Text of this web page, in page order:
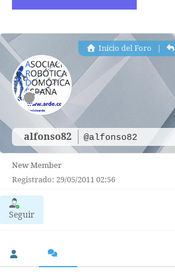
alfonso82 @alfonso82
Inicio del Foro
New Member
Registrado: 29/05/2011 02:56
Seguir